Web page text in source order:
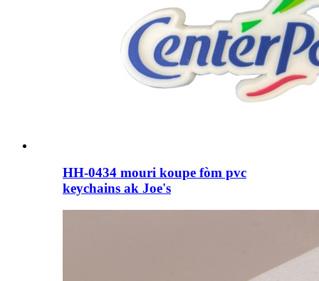
HH-0434 mouri koupe fòm pvc
keychains ak Joe's